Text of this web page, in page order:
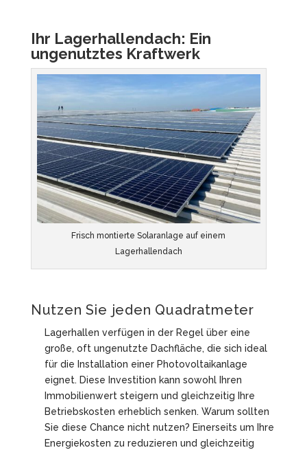
Ihr Lagerhallendach: Ein
ungenutztes Kraftwerk
Frisch montierte Solaranlage auf einem
Lagerhallendach
Nutzen Sie jeden Quadratmeter
Lagerhallen verfügen in der Regel über eine
große, oft ungenutzte Dachfläche, die sich ideal
für die Installation einer Photovoltaikanlage
eignet. Diese Investition kann sowohl Ihren
Immobilienwert steigern und gleichzeitig Ihre
Betriebskosten erheblich senken. Warum sollten
Sie diese Chance nicht nutzen? Einerseits um Ihre
Energiekosten zu reduzieren und gleichzeitig